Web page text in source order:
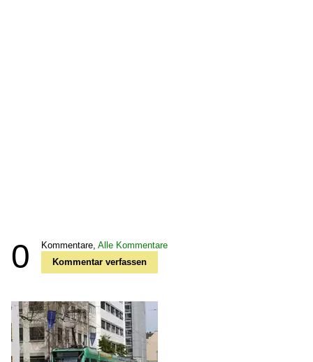
0 Kommentare, Alle Kommentare
Kommentar verfassen